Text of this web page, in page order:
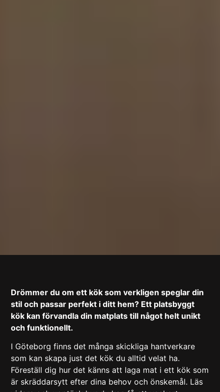
Drömmer du om ett kök som verkligen speglar din
stil och passar perfekt i ditt hem? Ett platsbyggt
kök kan förvandla din matplats till något helt unikt
och funktionellt.
I Göteborg finns det många skickliga hantverkare
som kan skapa just det kök du alltid velat ha.
Föreställ dig hur det känns att laga mat i ett kök som
är skräddarsytt efter dina behov och önskemål. Läs